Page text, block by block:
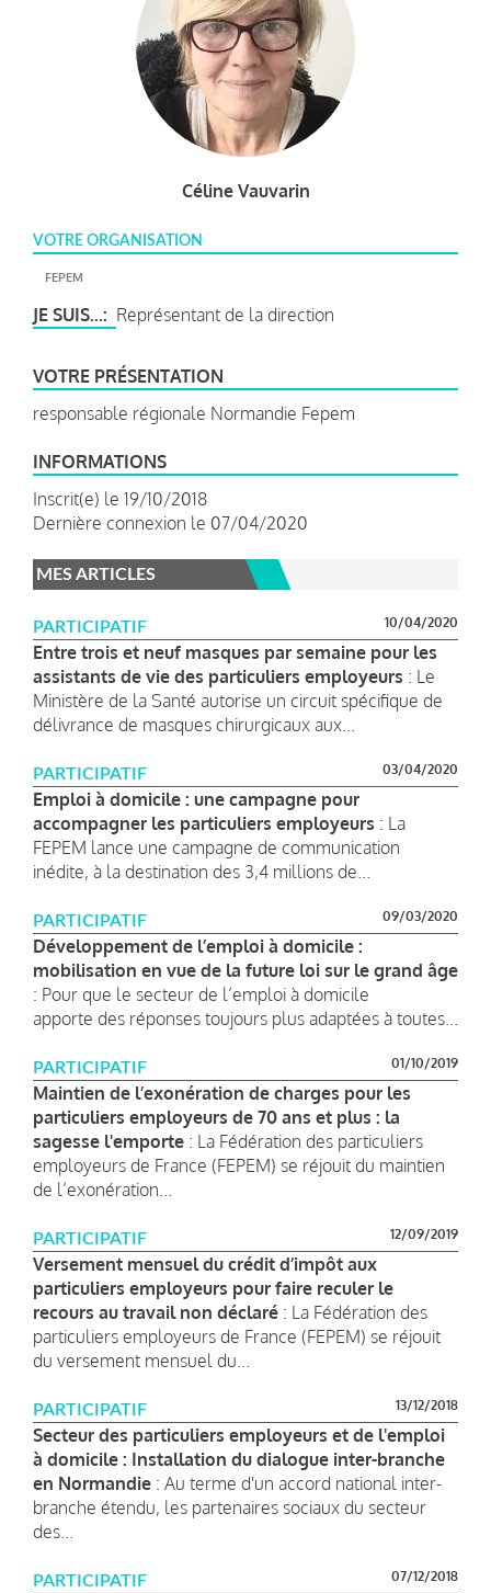
Céline Vauvarin
VOTRE ORGANISATION
FEPEM
JE SUIS... Représentant de la direction
VOTRE PRÉSENTATION
responsable régionale Normandie Fepem
INFORMATIONS
Inscrit(e) le 19/10/2018
Dernière connexion le 07/04/2020
MES ARTICLES
PARTICIPATIF 10/04/2020
Entre trois et neuf masques par semaine pour les
assistants de vie des particuliers employeurs : Le
Ministère de la Santé autorise un circuit spécifique de
délivrance de masques chirurgicaux aux...
PARTICIPATIF 03/04/2020
Emploi à domicile : une campagne pour
accompagner les particuliers employeurs : La
FEPEM lance une campagne de communication
inédite, à la destination des 3,4 millions de...
PARTICIPATIF 09/03/2020
Développement de l’emploi à domicile :
mobilisation en vue de la future loi sur le grand âge
: Pour que le secteur de l’emploi à domicile
apporte des réponses toujours plus adaptées à toutes...
PARTICIPATIF 01/10/2019
Maintien de l’exonération de charges pour les
particuliers employeurs de 70 ans et plus : la
sagesse l'emporte : La Fédération des particuliers
employeurs de France (FEPEM) se réjouit du maintien
de l’exonération...
PARTICIPATIF 12/09/2019
Versement mensuel du crédit d’impôt aux
particuliers employeurs pour faire reculer le
recours au travail non déclaré : La Fédération des
particuliers employeurs de France (FEPEM) se réjouit
du versement mensuel du...
PARTICIPATIF 13/12/2018
Secteur des particuliers employeurs et de l'emploi
à domicile : Installation du dialogue inter-branche
en Normandie : Au terme d'un accord national inter-
branche étendu, les partenaires sociaux du secteur
des...
PARTICIPATIF 07/12/2018